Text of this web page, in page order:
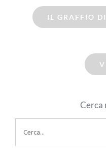
IL GRAFFIO
Cerca
per: